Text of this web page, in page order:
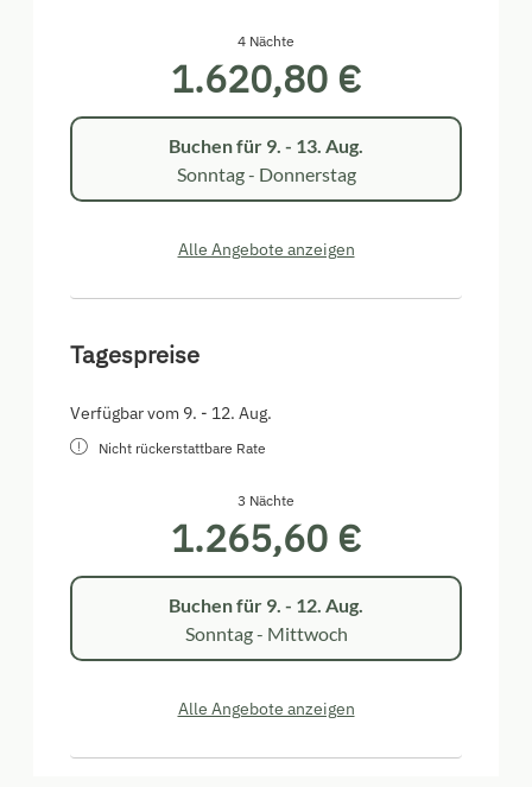
4 Nächte
1.620,80 €
Buchen für 9. - 13. Aug.
Sonntag - Donnerstag
Alle Angebote anzeigen
Tagespreise
Verfügbar vom 9. - 12. Aug.
Nicht rückerstattbare Rate
3 Nächte
1.265,60 €
Buchen für 9. - 12. Aug.
Sonntag - Mittwoch
Alle Angebote anzeigen